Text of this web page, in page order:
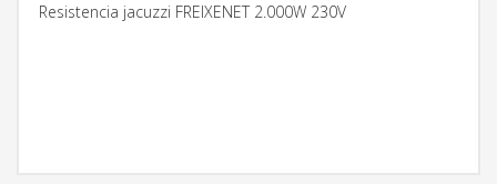
Resistencia jacuzzi FREIXENET 2.000W 230V